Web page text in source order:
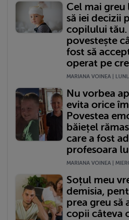
Cel mai
să iei decizii
copilului tău.
povestește
fost să
operat pe
MARIANA VOINEA |
Nu vorbea
evita orice
Povestea
băiețel
care a fost
profesoara
MARIANA VOINEA |
Soțul meu
demisia,
prea greu să
copii câteva